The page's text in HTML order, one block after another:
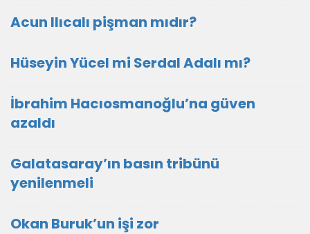
Acun Ilıcalı pişman mıdır?
Hüseyin Yücel mi Serdal Adalı mı?
İbrahim Hacıosmanoğlu’na güven
azaldı
Galatasaray’ın basın tribünü
yenilenmeli
Okan Buruk’un işi zor